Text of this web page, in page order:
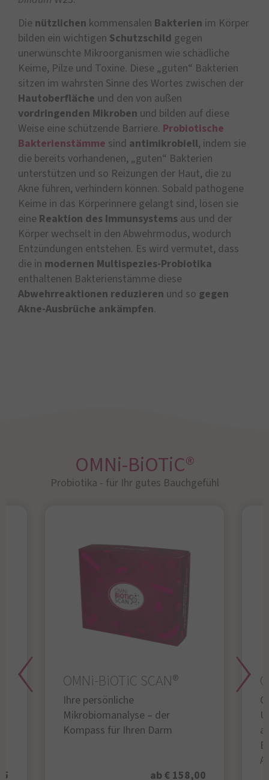
Die nützlichen kommensalen Bakterien im Körper
bilden ein wichtigen Schutzschild gegen
unerwünschte Mikroorganismen wie schädliche
Keime, Pilze und Toxine. Diese „guten“ Bakterien
sitzen im wahrsten Sinne des Wortes zwischen der
Hautoberfläche und den von außen
vordringenden Mikroben und bilden auf diese
Weise eine schützende Barriere. Probiotische
Bakterienstämme sind antimikrobiell, indem sie
die bereits vorhandenen, „guten“ Bakterien
unterstützen und so Reizungen der Haut, die zu
Akne führen, verhindern können. Sobald pathogene
Keime in das Körperinnere gelangt sind, lösen sie
eine Reaktion des Immunsystems aus und der
Körper wechselt in den Abwehrmodus, wodurch
Entzündungen entstehen. Es wird vermutet, dass
die in modernen Multispezies-Probiotika
enthaltenen Bakterienstämme diese
Abwehrreaktionen reduzieren und so gegen
Akne-Ausbrüche ankämpfen.
OMNi-BiOTiC®
Probiotika - für Ihr gutes Bauchgefühl​
OMNi-BiOTiC SCAN®
Ihre persönliche
Mikrobiomanalyse – der
Kompass für Ihren Darm
ab € 158,00